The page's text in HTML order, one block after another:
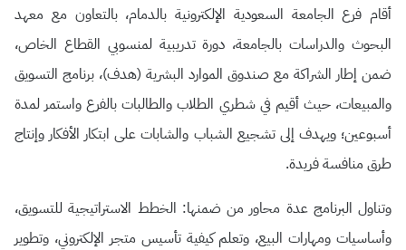
أقام فرع الجامعة السعودية الإلكترونية بالدمام، بالتعاون مع معهد
البحوث والدراسات بالجامعة، دورة تدريبية لمنسوبي القطاع الخاص،
ضمن إطار الشراكة مع صندوق الموارد البشرية (هدف)، برنامج التسويق
والمبيعات، حيث أقيم في شطري الطلاب والطالبات بالفرع واستمر لمدة
أسبوعين؛ ويهدف إلى تشجيع الشباب والشابات على ابتكار الأفكار وإنتاج
طرق منافسة فريدة.
وتناول البرنامج عدة محاور من ضمنها: الخطط الاستراتيجية للتسويق،
وأساسيات ومهارات البيع، وتعلم كيفية تأسيس متجر الإلكتروني، وتطوير